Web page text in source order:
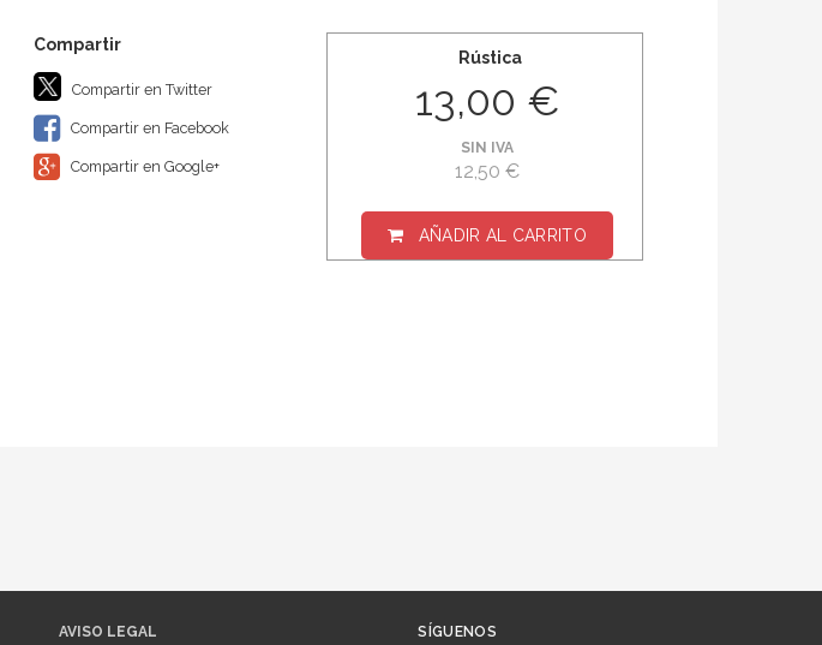
Compartir en Twitter
Compartir en Facebook
Compartir en Google+
Rústica
13,00 €
SIN IVA
12,50 €
AÑADIR AL CARRITO
AVISO LEGAL SÍGUENOS